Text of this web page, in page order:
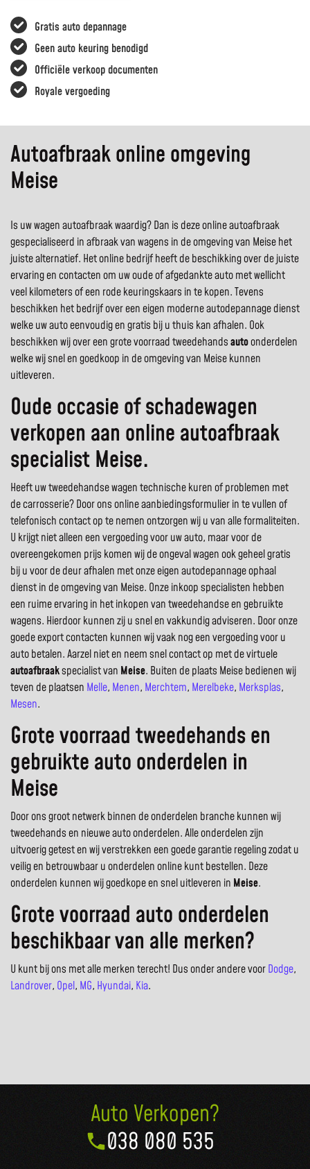
Gratis auto depannage
Geen auto keuring benodigd
Officiële verkoop documenten
Royale vergoeding
Autoafbraak online omgeving
Meise
Is uw wagen autoafbraak waardig? Dan is deze online autoafbraak
gespecialiseerd in afbraak van wagens in de omgeving van Meise het
juiste alternatief. Het online bedrijf heeft de beschikking over de juiste
ervaring en contacten om uw oude of afgedankte auto met wellicht
veel kilometers of een rode keuringskaars in te kopen. Tevens
beschikken het bedrijf over een eigen moderne autodepannage dienst
welke uw auto eenvoudig en gratis bij u thuis kan afhalen. Ook
beschikken wij over een grote voorraad tweedehandsautoonderdelen
welke wij snel en goedkoop in de omgeving van Meise kunnen
uitleveren.
Oude occasie of schadewagen
verkopen aan online autoafbraak
specialist Meise.
Heeft uw tweedehandse wagen technische kuren of problemen met
de carrosserie? Door ons online aanbiedingsformulier in te vullen of
telefonisch contact op te nemen ontzorgen wij u van alle formaliteiten.
U krijgt niet alleen een vergoeding voor uw auto, maar voor de
overeengekomen prijs komen wij de ongeval wagen ook geheel gratis
bij u voor de deur afhalen met onze eigen autodepannage ophaal
dienst in de omgeving van Meise. Onze inkoop specialisten hebben
een ruime ervaring in het inkopen van tweedehandse en gebruikte
wagens. Hierdoor kunnen zij u snel en vakkundig adviseren. Door onze
goede export contacten kunnen wij vaak nog een vergoeding voor u
auto betalen. Aarzel niet en neem snel contact op met de virtuele
autoafbraakspecialist van Meise. Buiten de plaats Meise bedienen wij
teven de plaatsen Melle, Menen, Merchtem, Merelbeke, Merksplas,
Mesen.
Grote voorraad tweedehands en
gebruikte auto onderdelen in
Meise
Door ons groot netwerk binnen de onderdelen branche kunnen wij
tweedehands en nieuwe auto onderdelen. Alle onderdelen zijn
uitvoerig getest en wij verstrekken een goede garantie regeling zodat u
veilig en betrouwbaar u onderdelen online kunt bestellen. Deze
onderdelen kunnen wij goedkope en snel uitleveren in Meise.
Grote voorraad auto onderdelen
beschikbaar van alle merken?
U kunt bij ons met alle merken terecht! Dus onder andere voorDodge,
Landrover, Opel, MG, Hyundai, Kia.
Auto Verkopen?
038 080 535